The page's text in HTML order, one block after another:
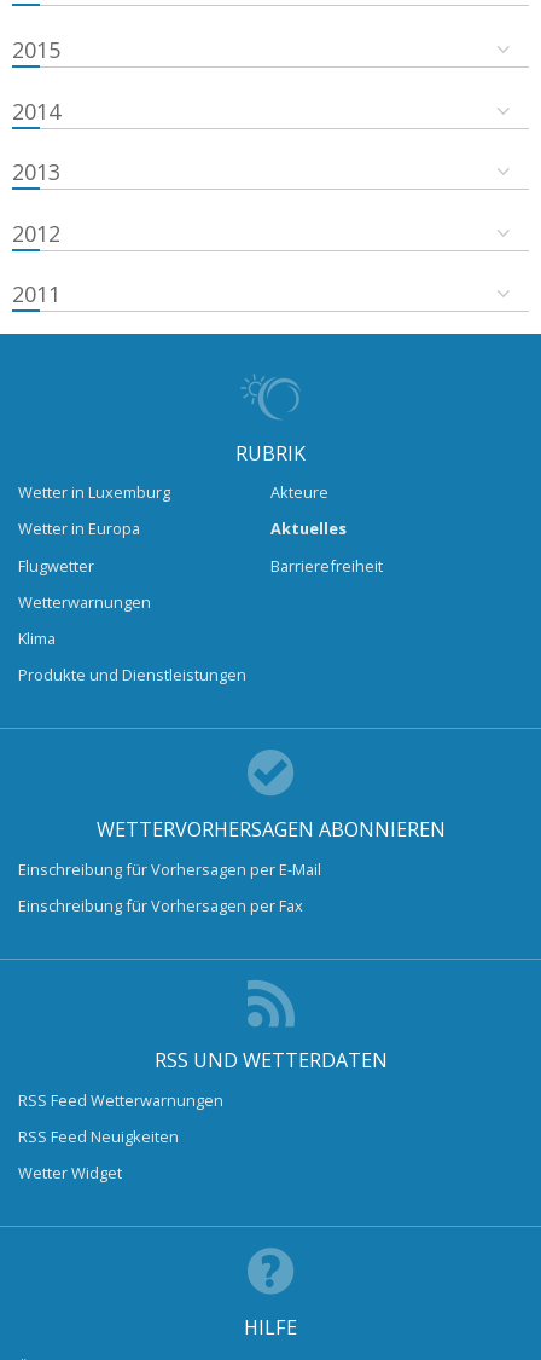
2015
2014
2013
2012
2011
RUBRIK
Wetter in Luxemburg
Wetter in Europa
Flugwetter
Wetterwarnungen
Klima
Produkte und Dienstleistungen
Akteure
Aktuelles
Barrierefreiheit
WETTERVORHERSAGEN ABONNIEREN
Einschreibung für Vorhersagen per E-Mail
Einschreibung für Vorhersagen per Fax
RSS UND WETTERDATEN
RSS Feed Wetterwarnungen
RSS Feed Neuigkeiten
Wetter Widget
HILFE